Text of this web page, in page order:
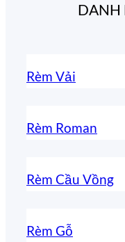
DANH
Rèm Vải
Rèm Roman
Rèm Cầu Vồng
Rèm Gỗ